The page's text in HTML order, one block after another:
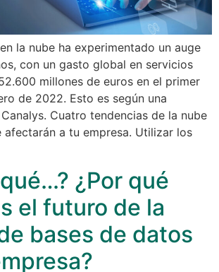
la nube ha experimentado un auge
con un gasto global en servicios
millones de euros en el primer
de 2022. Esto es según una
Cuatro tendencias de la nube
afectarán a tu empresa. Utilizar los
¿Por qué
el futuro de la
bases de datos